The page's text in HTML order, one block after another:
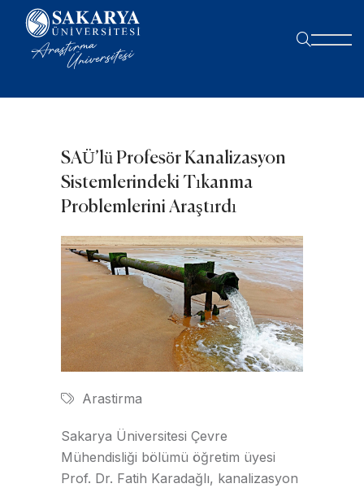
SAÜ’lü Profesör Kanalizasyon
Sistemlerindeki Tıkanma
Problemlerini Araştırdı
Arastirma
Sakarya Üniversitesi Çevre
Mühendisliği bölümü öğretim üyesi
Prof. Dr. Fatih Karadağlı, kanalizasyon